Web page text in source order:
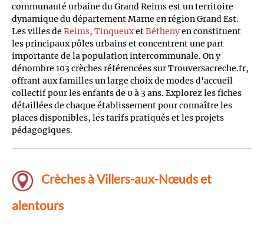
communauté urbaine du Grand Reims est un territoire
dynamique du département Marne en région Grand Est.
Les villes de Reims, TinqueuxetBéthenyen constituent
les principaux pôles urbains et concentrent une part
importante de la population intercommunale. On y
dénombre 103 crèches référencées sur Trouversacreche.fr,
offrant aux familles un large choix de modes d'accueil
collectif pour les enfants de 0 à 3 ans. Explorez les fiches
détaillées de chaque établissement pour connaître les
places disponibles, les tarifs pratiqués et les projets
pédagogiques.
Crèches à Villers-aux-Nœuds et
alentours